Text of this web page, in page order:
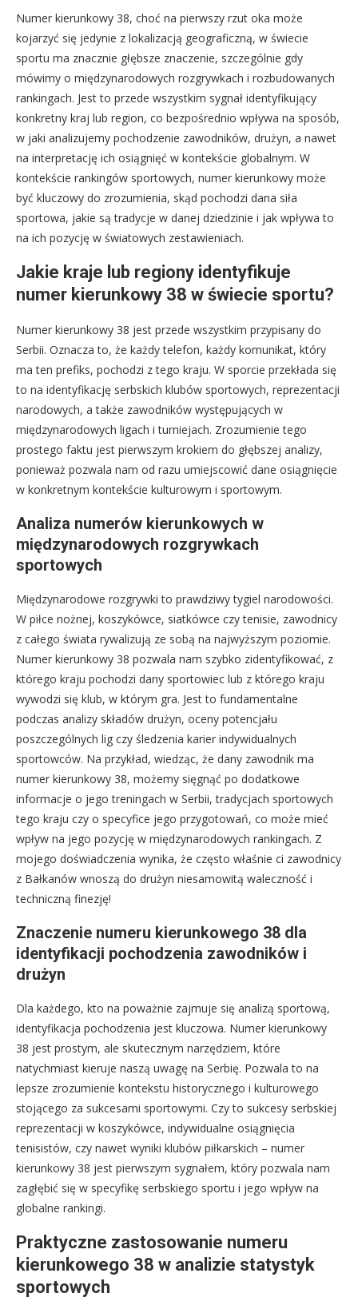
Numer kierunkowy 38, choć na pierwszy rzut oka może
kojarzyć się jedynie z lokalizacją geograficzną, w świecie
sportu ma znacznie głębsze znaczenie, szczególnie gdy
mówimy o międzynarodowych rozgrywkach i rozbudowanych
rankingach. Jest to przede wszystkim sygnał identyfikujący
konkretny kraj lub region, co bezpośrednio wpływa na sposób,
w jaki analizujemy pochodzenie zawodników, drużyn, a nawet
na interpretację ich osiągnięć w kontekście globalnym. W
kontekście rankingów sportowych, numer kierunkowy może
być kluczowy do zrozumienia, skąd pochodzi dana siła
sportowa, jakie są tradycje w danej dziedzinie i jak wpływa to
na ich pozycję w światowych zestawieniach.
Jakie kraje lub regiony identyfikuje
numer kierunkowy 38 w świecie sportu?
Numer kierunkowy 38 jest przede wszystkim przypisany do
Serbii. Oznacza to, że każdy telefon, każdy komunikat, który
ma ten prefiks, pochodzi z tego kraju. W sporcie przekłada się
to na identyfikację serbskich klubów sportowych, reprezentacji
narodowych, a także zawodników występujących w
międzynarodowych ligach i turniejach. Zrozumienie tego
prostego faktu jest pierwszym krokiem do głębszej analizy,
ponieważ pozwala nam od razu umiejscowić dane osiągnięcie
w konkretnym kontekście kulturowym i sportowym.
Analiza numerów kierunkowych w
międzynarodowych rozgrywkach
sportowych
Międzynarodowe rozgrywki to prawdziwy tygiel narodowości.
W piłce nożnej, koszykówce, siatkówce czy tenisie, zawodnicy
z całego świata rywalizują ze sobą na najwyższym poziomie.
Numer kierunkowy 38 pozwala nam szybko zidentyfikować, z
którego kraju pochodzi dany sportowiec lub z którego kraju
wywodzi się klub, w którym gra. Jest to fundamentalne
podczas analizy składów drużyn, oceny potencjału
poszczególnych lig czy śledzenia karier indywidualnych
sportowców. Na przykład, wiedząc, że dany zawodnik ma
numer kierunkowy 38, możemy sięgnąć po dodatkowe
informacje o jego treningach w Serbii, tradycjach sportowych
tego kraju czy o specyfice jego przygotowań, co może mieć
wpływ na jego pozycję w międzynarodowych rankingach. Z
mojego doświadczenia wynika, że często właśnie ci zawodnicy
z Bałkanów wnoszą do drużyn niesamowitą waleczność i
techniczną finezję!
Znaczenie numeru kierunkowego 38 dla
identyfikacji pochodzenia zawodników i
drużyn
Dla każdego, kto na poważnie zajmuje się analizą sportową,
identyfikacja pochodzenia jest kluczowa. Numer kierunkowy
38 jest prostym, ale skutecznym narzędziem, które
natychmiast kieruje naszą uwagę na Serbię. Pozwala to na
lepsze zrozumienie kontekstu historycznego i kulturowego
stojącego za sukcesami sportowymi. Czy to sukcesy serbskiej
reprezentacji w koszykówce, indywidualne osiągnięcia
tenisistów, czy nawet wyniki klubów piłkarskich – numer
kierunkowy 38 jest pierwszym sygnałem, który pozwala nam
zagłębić się w specyfikę serbskiego sportu i jego wpływ na
globalne rankingi.
Praktyczne zastosowanie numeru
kierunkowego 38 w analizie statystyk
sportowych